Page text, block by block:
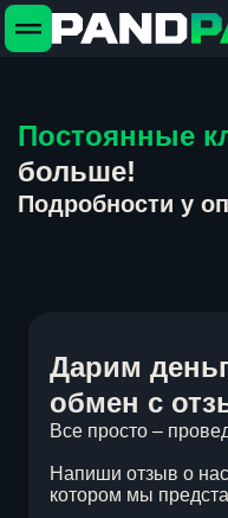
Постоянные
больше!
Подробности у
Дарим
обмен с
Все просто –
Напиши отзыв о
котором мы